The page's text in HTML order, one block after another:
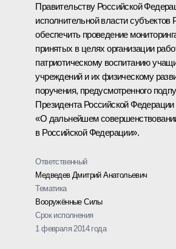
Правительству Российской
исполнительной власти субъектов
обеспечить проведение
принятых в целях организации
патриотическому воспитанию
учреждений и их физическому
поручения, предусмотренного
Президента Российской
«О дальнейшем
в Российской Федерации».
Ответственный
Медведев Дмитрий Анатольевич
Тематика
Вооружённые Силы
Срок исполнения
1 февраля 2014 года